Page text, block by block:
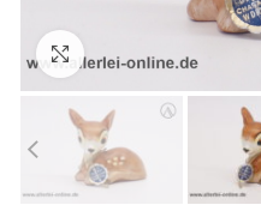
Zum Vergrößern anklicken